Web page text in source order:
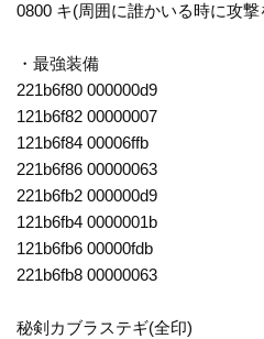
0800 キ(周囲に誰かいる時に攻
・最強装備
221b6f80 000000d9
121b6f82 00000007
121b6f84 00006ffb
221b6f86 00000063
221b6fb2 000000d9
121b6fb4 0000001b
121b6fb6 00000fdb
221b6fb8 00000063
秘剣カブラステギ(全印)